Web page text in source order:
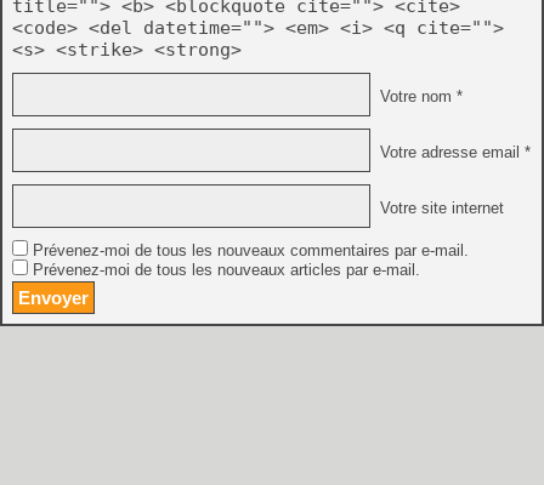
title=""> <b> <blockquote cite=""> <cite>
<code> <del datetime=""> <em> <i> <q cite="">
<s> <strike> <strong>
Votre nom *
Votre adresse email *
Votre site internet
Prévenez-moi de tous les nouveaux commentaires par e-mail.
Prévenez-moi de tous les nouveaux articles par e-mail.